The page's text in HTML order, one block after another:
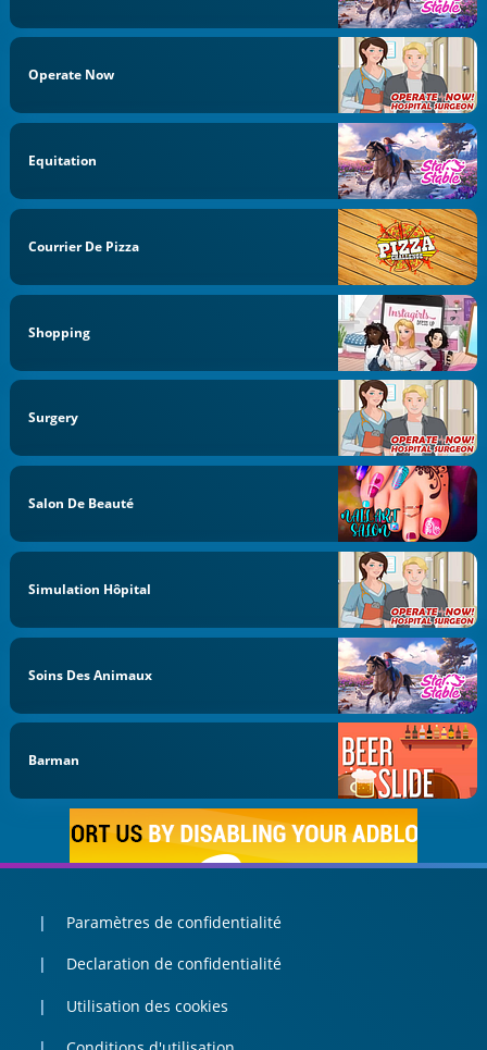
Operate Now
Equitation
Courrier De Pizza
Shopping
Surgery
Salon De Beauté
Simulation Hôpital
Soins Des Animaux
Barman
Paramètres de confidentialité
Declaration de confidentialité
Utilisation des cookies